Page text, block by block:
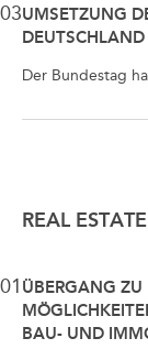
03UMSETZUNG
DEUTSCHLAND
Der Bundestag
REAL ESTATE
01 ÜBERGANG ZU
BAU- UND